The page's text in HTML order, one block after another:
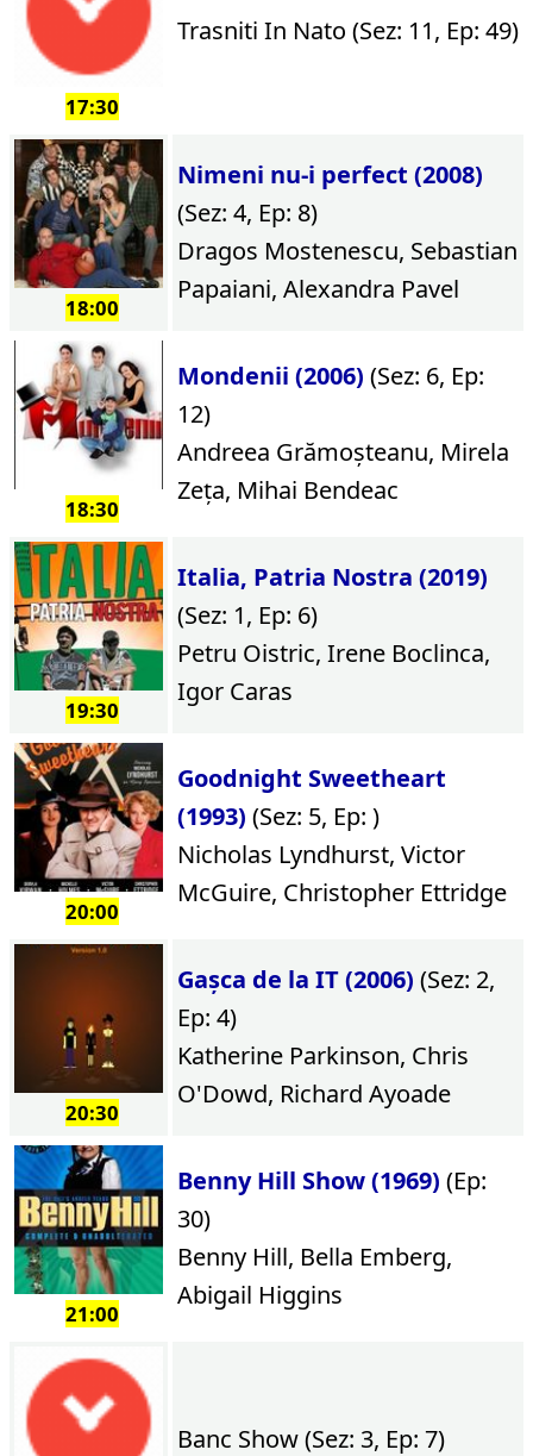
17:30
Trasniti In Nato (Sez: 11, Ep: 49)
18:00
Nimeni nu-i perfect (2008)
(Sez: 4, Ep: 8)
Dragos Mostenescu, Sebastian
Papaiani, Alexandra Pavel
18:30
Mondenii (2006) (Sez: 6, Ep:
12)
Andreea Grămoșteanu, Mirela
Zeța, Mihai Bendeac
19:30
Italia, Patria Nostra (2019)
(Sez: 1, Ep: 6)
Petru Oistric, Irene Boclinca,
Igor Caras
20:00
Goodnight Sweetheart
(1993) (Sez: 5, Ep: )
Nicholas Lyndhurst, Victor
McGuire, Christopher Ettridge
20:30
Gașca de la IT (2006) (Sez: 2,
Ep: 4)
Katherine Parkinson, Chris
O'Dowd, Richard Ayoade
21:00
Benny Hill Show (1969) (Ep:
30)
Benny Hill, Bella Emberg,
Abigail Higgins
Banc Show (Sez: 3, Ep: 7)